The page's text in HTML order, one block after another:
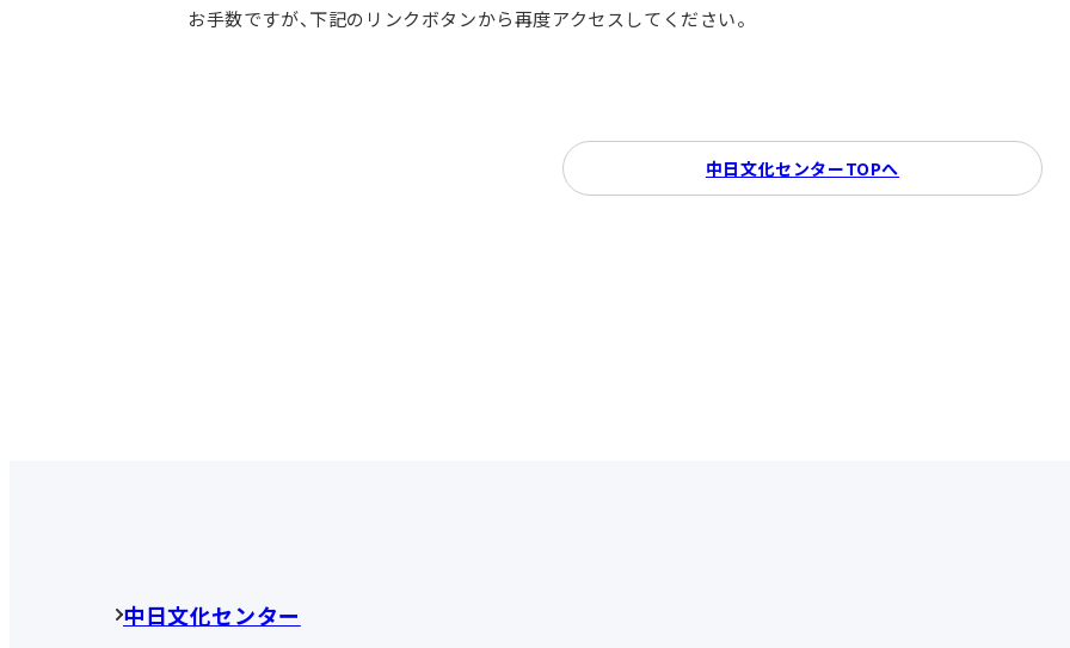
お手数ですが、下記のリンクボタンから再度アクセスしてください。
中日文化センターTOPへ
中日文化センター